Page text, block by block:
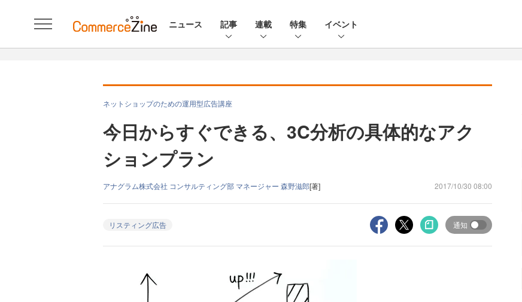
ニュース 記事 連載 特集 イベント
ネットショップのための運用型広告講座
今日からすぐできる、3C分析の具体的なアク
ションプラン
アナグラム株式会社 コンサルティング部 マネージャー 森野滋郎[著] 2017/10/30 08:00
リスティング広告 通知